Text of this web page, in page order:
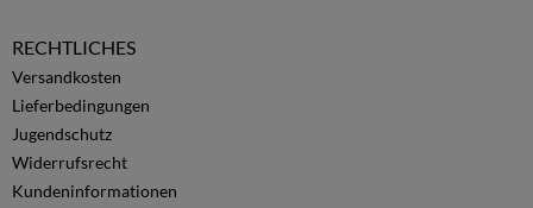
RECHTLICHES
Versandkosten
Lieferbedingungen
Jugendschutz
Widerrufsrecht
Kundeninformationen